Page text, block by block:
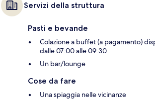
Servizi della struttura
Pasti e bevande
Colazione a buffet (a pagamento)
dalle 07:00 alle 09:30
Un bar/lounge
Cose da fare
Una spiaggia nelle vicinanze